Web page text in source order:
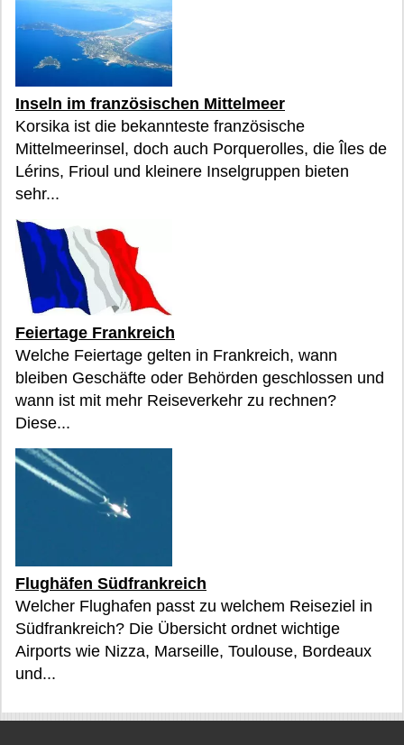
Inseln im französischen Mittelmeer
Korsika ist die bekannteste französische
Mittelmeerinsel, doch auch Porquerolles, die Îles de
Lérins, Frioul und kleinere Inselgruppen bieten
sehr...
Feiertage Frankreich
Welche Feiertage gelten in Frankreich, wann
bleiben Geschäfte oder Behörden geschlossen und
wann ist mit mehr Reiseverkehr zu rechnen?
Diese...
Flughäfen Südfrankreich
Welcher Flughafen passt zu welchem Reiseziel in
Südfrankreich? Die Übersicht ordnet wichtige
Airports wie Nizza, Marseille, Toulouse, Bordeaux
und...